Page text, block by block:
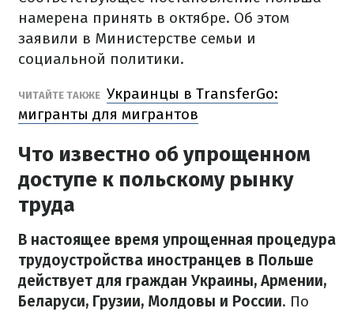
намерена принять в октябре. Об этом
заявили в Министерстве семьи и
социальной политики.
ЧИТАЙТЕ ТАКЖЕ Украинцы в TransferGo:
мигранты для мигрантов
Что известно об упрощенном
доступе к польскому рынку
труда
В настоящее время упрощенная процедура
трудоустройства иностранцев в Польше
действует для граждан Украины, Армении,
Беларуси, Грузии, Молдовы и России. По